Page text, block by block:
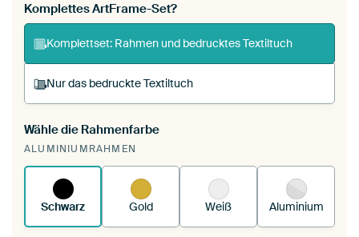
Komplettes ArtFrame-Set?
Komplettset: Rahmen und bedrucktes Textiltuch
Nur das bedruckte Textiltuch
Du spannst einen wechselbaren Textiltuch in
deinen vorhandenen ArtFrame™.
funktioniert es.
Wähle die Rahmenfarbe
ALUMINIUMRAHMEN
Schwarz Gold Weiß Aluminium